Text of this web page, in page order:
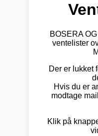
BOSERA
ventelister
Der er lukket
Hvis du er
modtage
Klik på